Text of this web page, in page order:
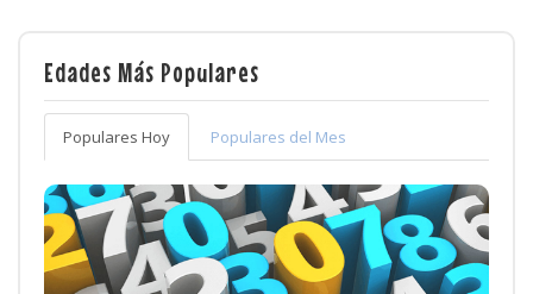
Edades Más Populares
Populares Hoy Populares del Mes